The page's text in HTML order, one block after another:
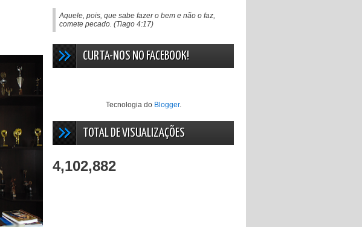
Aquele, pois, que sabe fazer o bem e não o faz,
comete pecado. (Tiago 4:17)
CURTA-NOS NO FACEBOOK!
Tecnologia do Blogger.
TOTAL DE VISUALIZAÇÕES
4,102,882